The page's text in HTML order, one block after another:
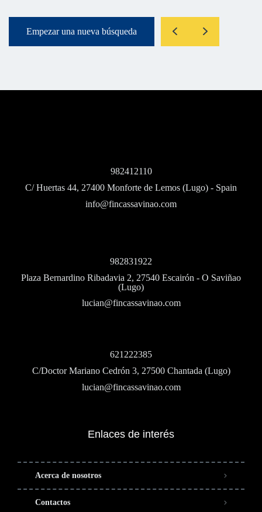
Empezar una nueva búsqueda
982412110
C/ Huertas 44, 27400 Monforte de Lemos (Lugo) - Spain
info@fincassavinao.com
982831922
Plaza Bernardino Ribadavia 2, 27540 Escairón - O Saviñao
(Lugo)
lucian@fincassavinao.com
621222385
C/Doctor Mariano Cedrón 3, 27500 Chantada (Lugo)
lucian@fincassavinao.com
Enlaces de interés
Acerca de nosotros
Contactos